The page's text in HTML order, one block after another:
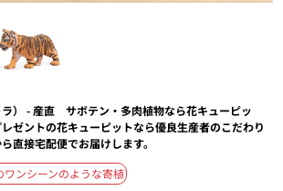
） - 産直 サボテン・多肉植物なら花キューピッ
ゼントの花キューピットなら優良生産者のこだわり
直接宅配便でお届けします。
ンシーンのような寄植